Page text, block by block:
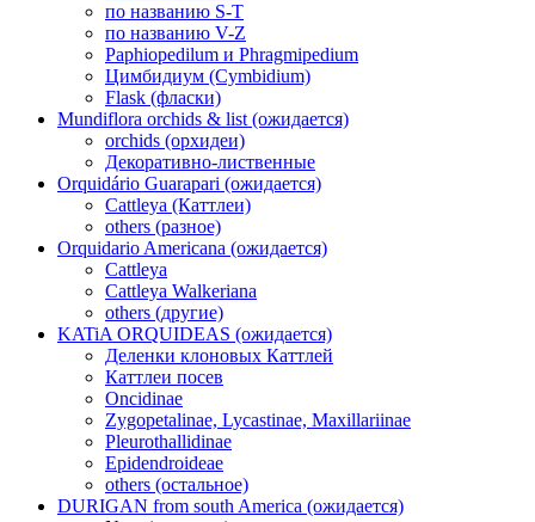
по названию S-T
по названию V-Z
Paphiopedilum и Phragmipedium
Цимбидиум (Cymbidium)
Flask (фласки)
Mundiflora orchids & list (ожидается)
orchids (орхидеи)
Декоративно-лиственные
Orquidário Guarapari (ожидается)
Cattleya (Каттлеи)
others (разное)
Orquidario Americana (ожидается)
Cattleya
Cattleya Walkeriana
others (другие)
KATiA ORQUIDEAS (ожидается)
Деленки клоновых Каттлей
Каттлеи посев
Oncidinae
Zygopetalinae, Lycastinae, Maxillariinae
Pleurothallidinae
Epidendroideae
others (остальное)
DURIGAN from south America (ожидается)